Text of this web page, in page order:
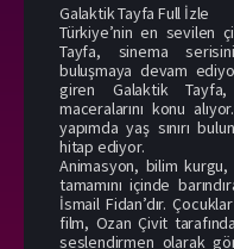
Galaktik Tayfa Full İzle
Türkiye’nin en sevilen
Tayfa, sinema
buluşmaya devam
giren Galaktik
maceralarını konu
yapımda yaş sınırı
hitap ediyor.
Animasyon, bilim
tamamını içinde
İsmail Fidan’dır.
film, Ozan Çivit
seslendirmen olarak